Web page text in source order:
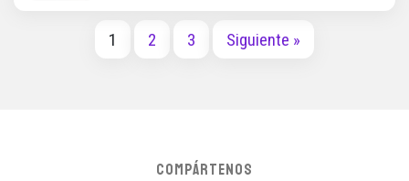
1 2 3 Siguiente »
COMPÁRTENOS